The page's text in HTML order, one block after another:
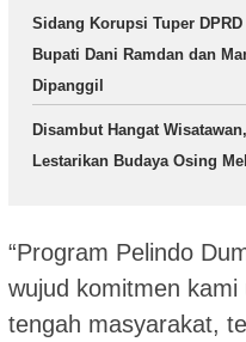
Sidang Korupsi Tuper
Bupati Dani Ramdan dan
Dipanggil
Disambut Hangat
Lestarikan Budaya Osing
“Program Pelindo
wujud komitmen
tengah masyarakat,